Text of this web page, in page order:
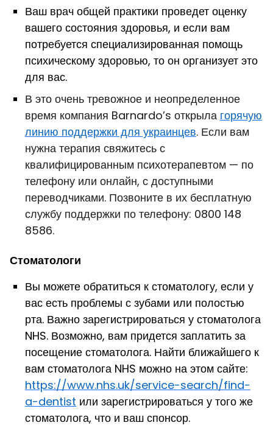
Ваш врач общей практики проведет оценку
вашего состояния здоровья, и если вам
потребуется специализированная помощь
психическому здоровью, то он организует это
для вас.
В это очень тревожное и неопределенное
время компания Barnardo’s открыла горячую
линию поддержки для украинцев. Если вам
нужна терапия свяжитесь с
квалифицированным психотерапевтом — по
телефону или онлайн, с доступными
переводчиками. Позвоните в их бесплатную
службу поддержки по телефону: 0800 148
8586.
Стоматологи
Вы можете обратиться к стоматологу, если у
вас есть проблемы с зубами или полостью
рта. Важно зарегистрироваться у стоматолога
NHS. Возможно, вам придется заплатить за
посещение стоматолога. Найти ближайшего к
вам стоматолога NHS можно на этом сайте:
https://www.nhs.uk/service-search/find-
a-dentist или зарегистрироваться у того же
стоматолога, что и ваш спонсор.